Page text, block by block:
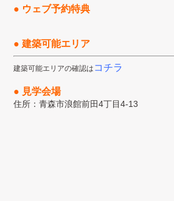
● ウェブ予約特典
● 建築可能エリア
建築可能エリアの確認は コチラ
● 見学会場
住所：青森市浪館前田4丁目4-13